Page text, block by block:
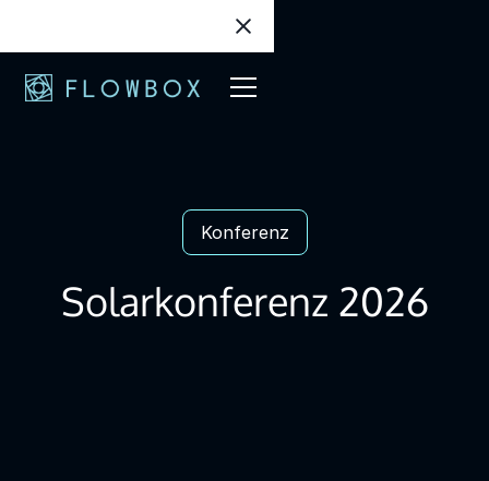
Konferenz
Solarkonferenz 2026